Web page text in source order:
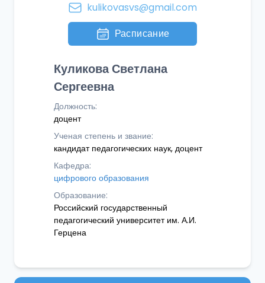
kulikovasvs@gmail.com
Расписание
Куликова Светлана
Сергеевна
Должность:
доцент
Ученая степень и звание:
кандидат педагогических наук, доцент
Кафедра:
цифрового образования
Образование:
Российский государственный
педагогический университет им. А.И.
Герцена